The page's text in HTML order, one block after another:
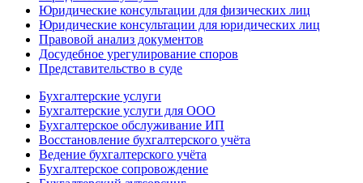
Юридические консультации для физических лиц
Юридические консультации для юридических лиц
Правовой анализ документов
Досудебное урегулирование споров
Представительство в суде
Бухгалтерские услуги
Бухгалтерские услуги для ООО
Бухгалтерское обслуживание ИП
Восстановление бухгалтерского учёта
Ведение бухгалтерского учёта
Бухгалтерское сопровождение